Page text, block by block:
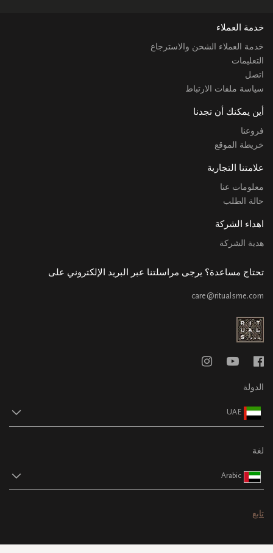
خدمة العملاء
خدمة العملاء الشحن والاسترجاع
التعليمات
اتصل
سياسة ملفات الارتباط
أين يمكنك أن تجدنا
فروعنا
خريطة الموقع
علامتنا التجارية
معلومات عنا
حالة الطلب
اهداء الشركة
هدية الشركة
تحتاج مساعدة؟ يرجى مراسلتنا عبر البريد الإلكتروني على
care@ritualsme.com
الدولة
UAE
لغة
Arabic
تابع